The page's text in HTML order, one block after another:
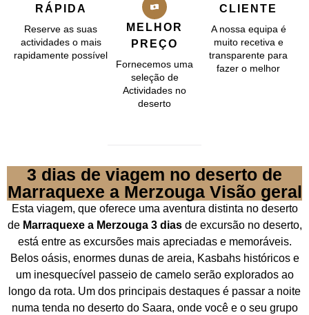
RÁPIDA
Reserve as suas
actividades o mais
rapidamente possível
MELHOR
PREÇO
Fornecemos uma
seleção de
Actividades no
deserto
CLIENTE
A nossa equipa é
muito recetiva e
transparente para
fazer o melhor
3 dias de viagem no deserto de
Marraquexe a Merzouga Visão geral
Esta viagem, que oferece uma aventura distinta no deserto
de Marraquexe a Merzouga 3 diasde excursão no deserto,
está entre as excursões mais apreciadas e memoráveis.
Belos oásis, enormes dunas de areia, Kasbahs históricos e
um inesquecível passeio de camelo serão explorados ao
longo da rota. Um dos principais destaques é passar a noite
numa tenda no deserto do Saara, onde você e o seu grupo